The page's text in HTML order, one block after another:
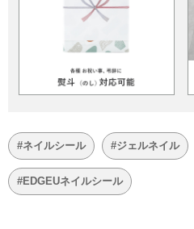
#ネイルシール #ジェルネイル
#EDGEUネイルシール